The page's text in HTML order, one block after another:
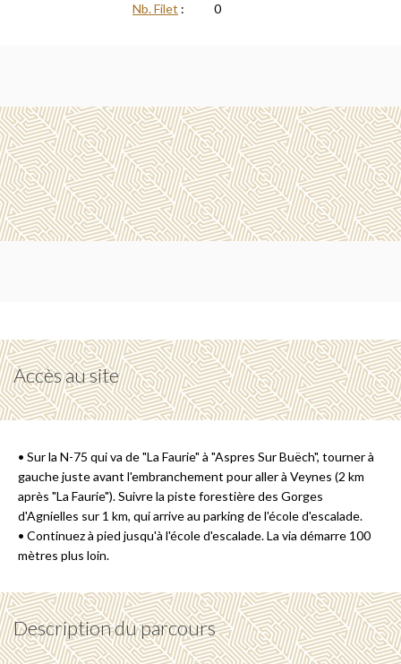
Nb. Filet : 0
Accès au site
• Sur la N-75 qui va de "La Faurie" à "Aspres Sur Buëch", tourner à
gauche juste avant l'embranchement pour aller à Veynes (2 km
après "La Faurie"). Suivre la piste forestière des Gorges
d'Agnielles sur 1 km, qui arrive au parking de l'école d'escalade.
• Continuez à pied jusqu'à l'école d'escalade. La via démarre 100
mètres plus loin.
Description du parcours